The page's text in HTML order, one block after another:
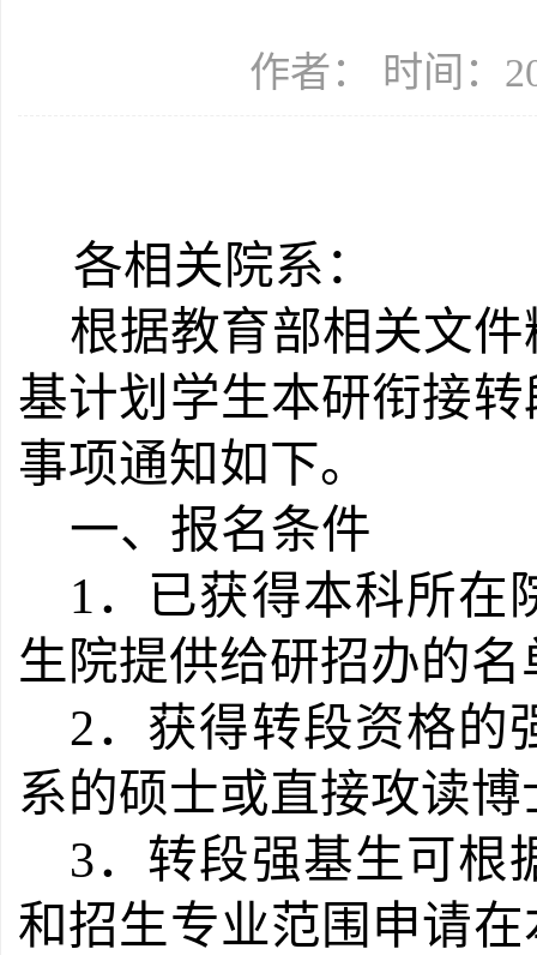
作者： 时间：
各相关院系：
根据教育部相关文
基计划学生本研衔接
事项通知如下。
一、报名条件
1．已获得本科所在
生院提供给研招办的名
2．获得转段资格的
系的硕士或直接攻读博
3．转段强基生可根
和招生专业范围申请